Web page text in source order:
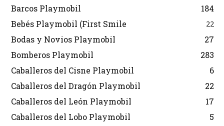
Barcos Playmobil
184
Bebés Playmobil (First Smile
22
Bodas y Novios Playmobil
27
Bomberos Playmobil
283
Caballeros del Cisne Playmobil
6
Caballeros del Dragón Playmobil
22
Caballeros del León Playmobil
17
Caballeros del Lobo Playmobil
5